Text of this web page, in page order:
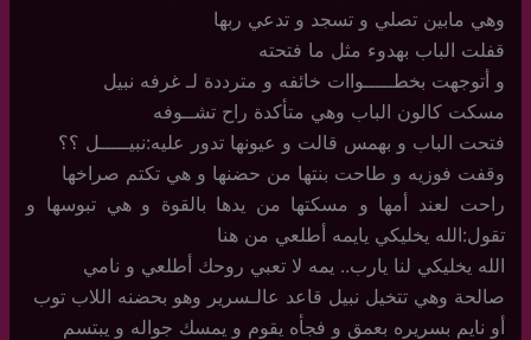
وهي مابين تصلي و تسجد و تدعي ربها
قفلت الباب بهدوء مثل ما فتحته
و أتوجهت بخطـــــواات خائفه و مترددة لـ غرفه نبيل
مسكت كالون الباب وهي متأكدة راح تشــوفه
فتحت الباب و بهمس قالت و عيونها تدور عليه:نبيـــــل ؟؟
وقفت فوزيه و طاحت بنتها من حضنها و هي تكتم صراخها
راحت لعند أمها و مسكتها من يدها بالقوة و هي تبوسها و
تقول:الله يخليكي يايمه أطلعي من هنا
الله يخليكي لنا يارب.. يمه لا تعبي روحك أطلعي و نامي
صالحة وهي تتخيل نبيل قاعد عالـسرير وهو بحضنه اللاب توب
أو نايم بسريره بعمق و فجأه يقوم و يمسك جواله و يبتسم